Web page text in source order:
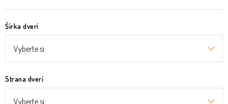
Šírka dverí
Strana dverí